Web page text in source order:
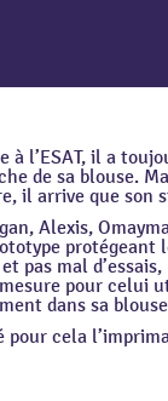
à l’ESAT, il a
de sa blouse.
il arrive que son
Alexis,
protégeant
pas mal
pour celui
dans sa
cela